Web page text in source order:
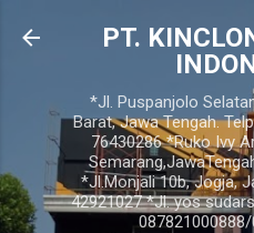
Langsung ke
PT.
*Jl. Puspanjolo
Barat, Jawa Tengah.
76430286 *Ruko Ivy
*Jl.Monjali 10b, Jogja,
42921027 *Jl. yos